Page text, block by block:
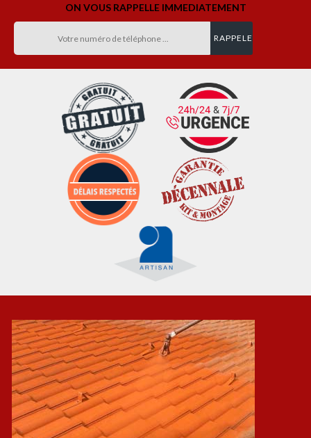
ON VOUS RAPPELLE IMMEDIATEMENT